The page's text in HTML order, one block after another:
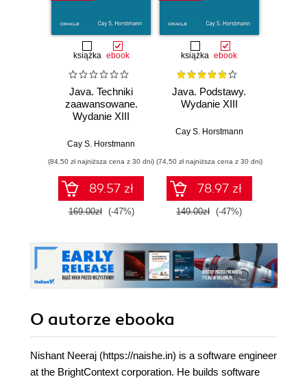
książka ebook
Java. Techniki
zaawansowane.
Wydanie XIII
Cay S. Horstmann
(84,50 zł najniższa cena z 30 dni)
89.57 zł
169.00zł (-47%)
książka ebook
Java. Podstawy.
Wydanie XIII
Cay S. Horstmann
(74,50 zł najniższa cena z 30 dni)
78.97 zł
149.00zł (-47%)
O autorze ebooka
Nishant Neeraj (https://naishe.in) is a software engineer
at the BrightContext corporation. He builds software